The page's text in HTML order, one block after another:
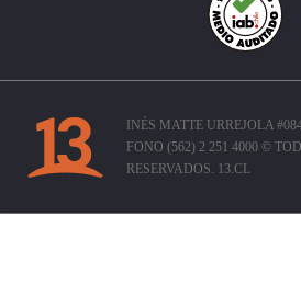
INÉS MATTE URREJOLA
FONO (562) 2 251 4000 ©
RESERVADOS. 13.CL